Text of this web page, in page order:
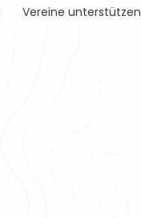
Vereine unterstützen